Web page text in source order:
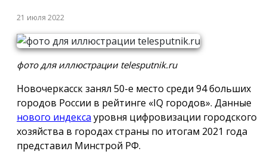
21 июля 2022
фото для иллюстрации telesputnik.ru
Новочеркасск занял 50-е место среди 94 больших
городов России в рейтинге «IQ городов». Данные
нового индекса уровня цифровизации городского
хозяйства в городах страны по итогам 2021 года
представил Минстрой РФ.